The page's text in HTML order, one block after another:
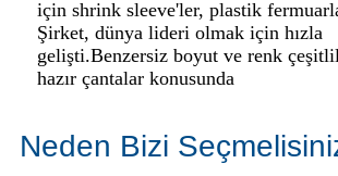
için shrink sleeve'ler, plastik
Şirket, dünya lideri olmak için hızla
gelişti.Benzersiz boyut ve renk
hazır çantalar konusunda
Neden Bizi